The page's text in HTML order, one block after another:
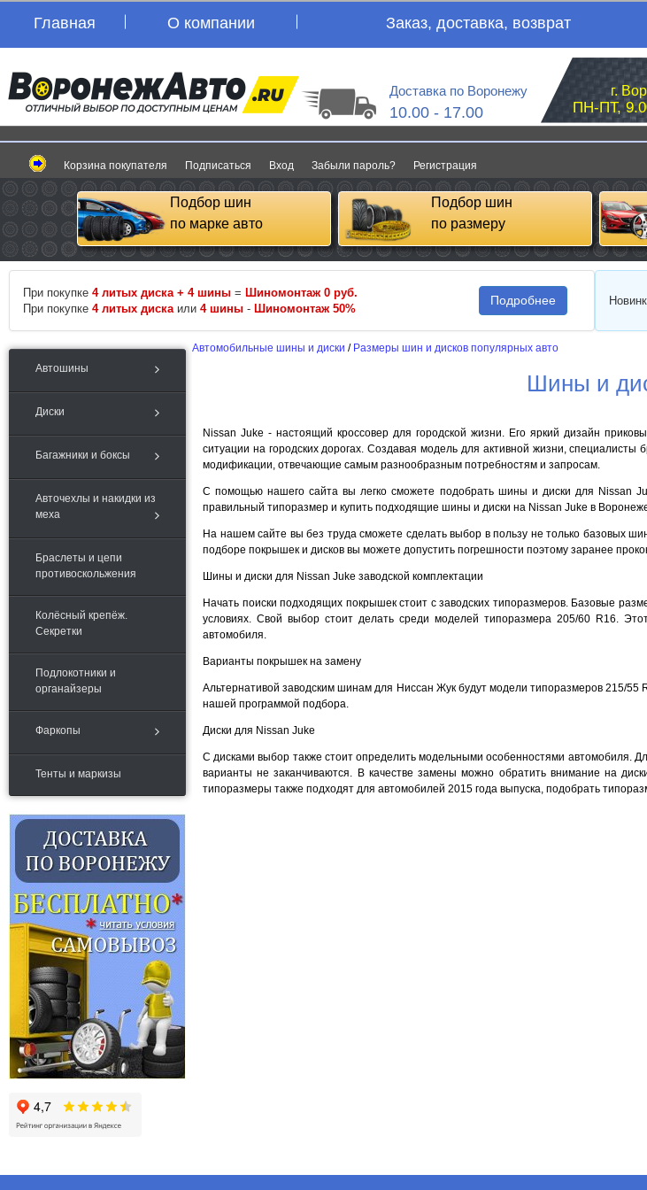
Главная О компании Заказ, доставка, возврат
Доставка по Воронежу
10.00 - 17.00
г.
ПН-ПТ,
Корзина покупателя Подписаться Вход Забыли пароль? Регистрация
Подбор шин
по марке авто
Подбор шин
по размеру
При покупке 4 литых диска + 4 шины = Шиномонтаж 0 руб.
При покупке 4 литых диска или 4 шины - Шиномонтаж 50%
Подробнее
Автошины
Диски
Багажники и боксы
Авточехлы и накидки из
меха
Браслеты и цепи
противоскольжения
Колёсный крепёж.
Секретки
Подлокотники и
органайзеры
Фаркопы
Тенты и маркизы
Автомобильные шины и диски / Размеры шин и дисков популярных авто
Шины и
Nissan Juke - настоящий кроссовер для городской жизни. Его яркий дизайн
ситуации на городских дорогах. Создавая модель для активной жизни,
модификации, отвечающие самым разнообразным потребностям и запросам.
С помощью нашего сайта вы легко сможете подобрать шины и диски для Nissan
правильный типоразмер и купить подходящие шины и диски на Nissan Juke в
На нашем сайте вы без труда сможете сделать выбор в пользу не только базовых
подборе покрышек и дисков вы можете допустить погрешности поэтому заранее
Шины и диски для Nissan Juke заводской комплектации
Начать поиски подходящих покрышек стоит с заводских типоразмеров. Базовые
условиях. Свой выбор стоит делать среди моделей типоразмера 205/60 R16.
автомобиля.
Варианты покрышек на замену
Альтернативой заводским шинам для Ниссан Жук будут модели типоразмеров 215/
нашей программой подбора.
Диски для Nissan Juke
С дисками выбор также стоит определить модельными особенностями автомобиля.
варианты не заканчиваются. В качестве замены можно обратить внимание на
типоразмеры также подходят для автомобилей 2015 года выпуска, подобрать